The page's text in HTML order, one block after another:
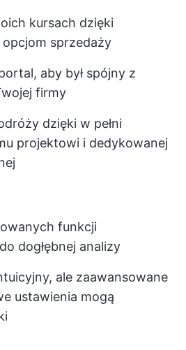
kursach dzięki
sprzedaży
aby był spójny z
firmy
dzięki w pełni
projektowi i dedykowanej
funkcji
dogłębnej analizy
ale zaawansowane
ustawienia mogą